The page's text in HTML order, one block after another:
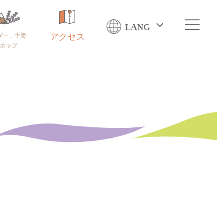
ー、十勝
ップ
アクセス
LANG